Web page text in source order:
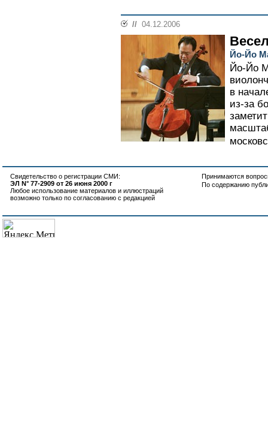
// 04.12.2006
Йо-Йо
Йо-Йо
в
из-за
Свидетельство о регистрации СМИ:
ЭЛ N° 77-2909 от 26 июня 2000 г
Любое использование материалов и иллюстраций
возможно только по согласованию с редакцией
Принимаются
По содержанию